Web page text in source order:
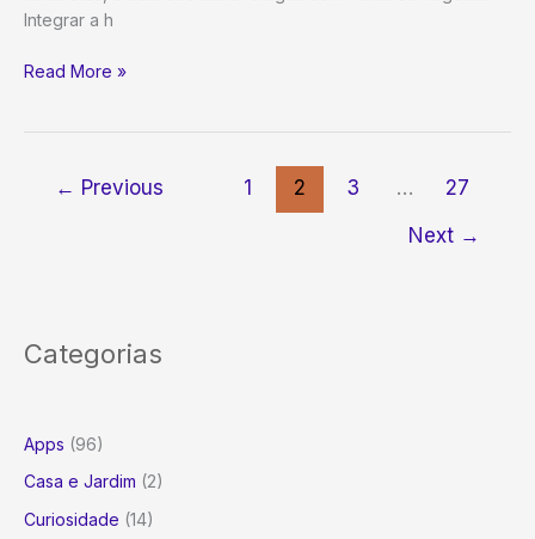
Integrar a h
Hidrate-
Hábitos
no
Dia
Transformar
Sua
Read More »
← Previous 1 2 3 …
27
Next →
Categorias
Apps (96)
Casa e Jardim (2)
Curiosidade (14)